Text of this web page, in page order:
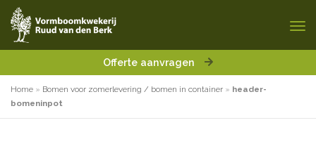
Offerte aanvragen
Home » Bomen voor zomerlevering / bomen in container » header-
bomeninpot